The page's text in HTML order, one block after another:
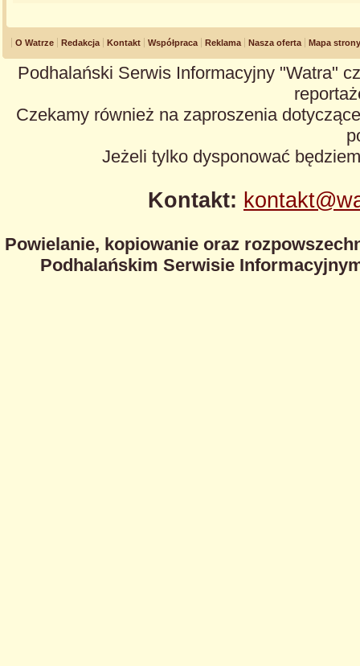
O Watrze Redakcja Kontakt Współpraca Reklama Nasza oferta Mapa strony
Podhalański Serwis Informacyjny "Watra"
Czekamy również na zaproszenia
Jeżeli tylko dysponować
Kontakt:
Powielanie, kopiowanie oraz
Podhalańskim Serwisie